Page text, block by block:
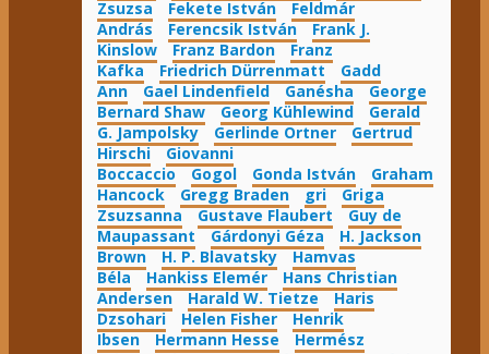
Zsuzsa
Fekete István
Feldmár
András
Ferencsik István
Frank J.
Kinslow
Franz Bardon
Franz
Kafka
Friedrich Dürrenmatt
Gadd
Ann
Gael Lindenfield Ganésha
George
Bernard Shaw
Georg Kühlewind
Gerald
G. Jampolsky
Gerlinde Ortner
Gertrud
Hirschi
Giovanni
Boccaccio
Gogol Gonda István
Graham
Hancock
Gregg Braden gri
Griga
Zsuzsanna
Gustave Flaubert
Guy de
Maupassant
Gárdonyi Géza
H. Jackson
Brown
H. P. Blavatsky
Hamvas
Béla
Hankiss Elemér
Hans Christian
Andersen
Harald W. Tietze
Haris
Dzsohari
Helen Fisher
Henrik
Ibsen
Hermann Hesse
Hermész